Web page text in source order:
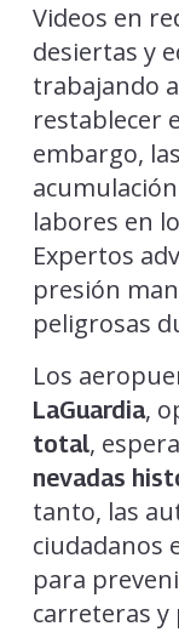
Videos en
desiertas y
trabajando
restablecer
embargo, las
labores en
Expertos
presión
peligrosas
Los
LaGuardia,
total,
nevadas
tanto, las
ciudadanos
para
carreteras y